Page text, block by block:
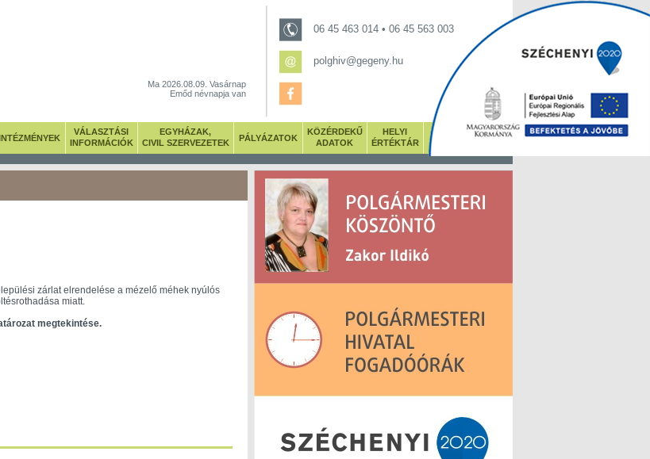
Ma 2026.08.09. Vasárnap
Emőd névnapja van
06 45 463 014 • 06 45 563 003
polghiv@gegeny.hu
VÁLASZTÁSI
INFORMÁCIÓK
EGYHÁZAK,
CIVIL SZERVEZETEK
PÁLYÁZATOK
KÖZÉRDEKŰ
ADATOK
HELYI
ÉRTÉKTÁR
GALÉRIA
zárlat elrendelése a mézelő méhek nyúlós
miatt.
megtekintése.